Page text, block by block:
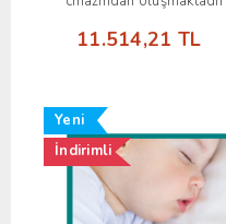
11.514,21 TL
Yeni
İndirimli